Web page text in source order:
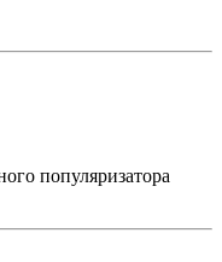
популяризатора